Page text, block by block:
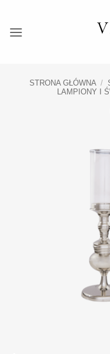
zawartości
STRONA GŁÓWNA /
LAMPIONY I